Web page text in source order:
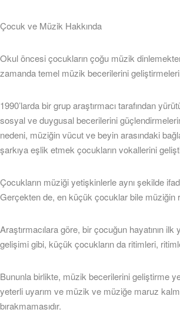
Çocuk ve Müzik Hakkında
Okul öncesi çocukların çoğu müzik
zamanda temel müzik becerilerini
1990’larda bir grup araştırmacı tarafından
sosyal ve duygusal becerilerini
nedeni, müziğin vücut ve beyin arasındaki
şarkıya eşlik etmek çocukların vokallerini
Çocukların müziği yetişkinlerle aynı şekilde
Gerçekten de, en küçük çocuklar bile müziğin
Araştırmacılara göre, bir çocuğun hayatının
gelişimi gibi, küçük çocukların da ritimleri,
Bununla birlikte, müzik becerilerini geliştirme
yeterli uyarım ve müzik ve müziğe maruz
bırakmamasıdır.